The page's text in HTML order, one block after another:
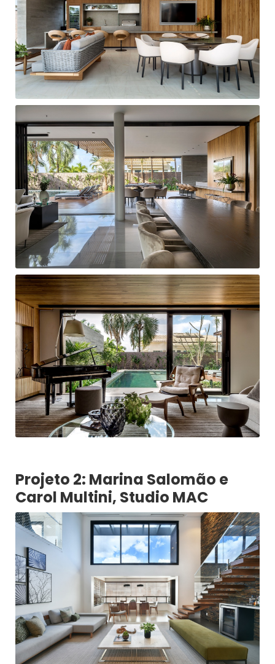
Projeto 2: Marina Salomão e
Carol Multini, Studio MAC